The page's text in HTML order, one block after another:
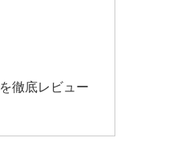
徹底レビュー